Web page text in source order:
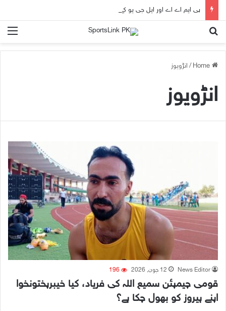
/ انڑویوز
انڑویوز
News Editor 12 جون, 2026 196
قومی چیمپئن سمیع اللہ کی فریاد، کیا خیبرپختونخوا
اپنے ہیروز کو بھول چکا ہے؟